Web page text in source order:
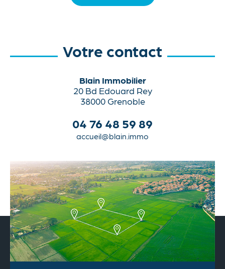
Votre contact
Blain Immobilier
20 Bd Edouard Rey
38000 Grenoble
04 76 48 59 89
accueil@blain.immo